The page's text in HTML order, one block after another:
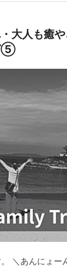
大人も癒
⑤
＼あんにょー